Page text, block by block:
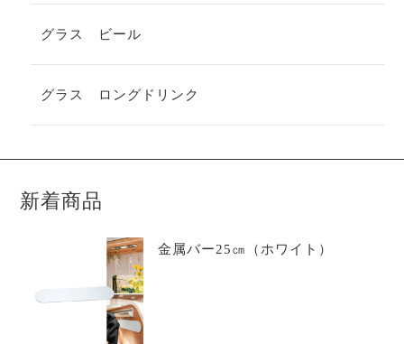
グラス ビール
グラス ロングドリンク
新着商品
金属バー25㎝（ホワイト）